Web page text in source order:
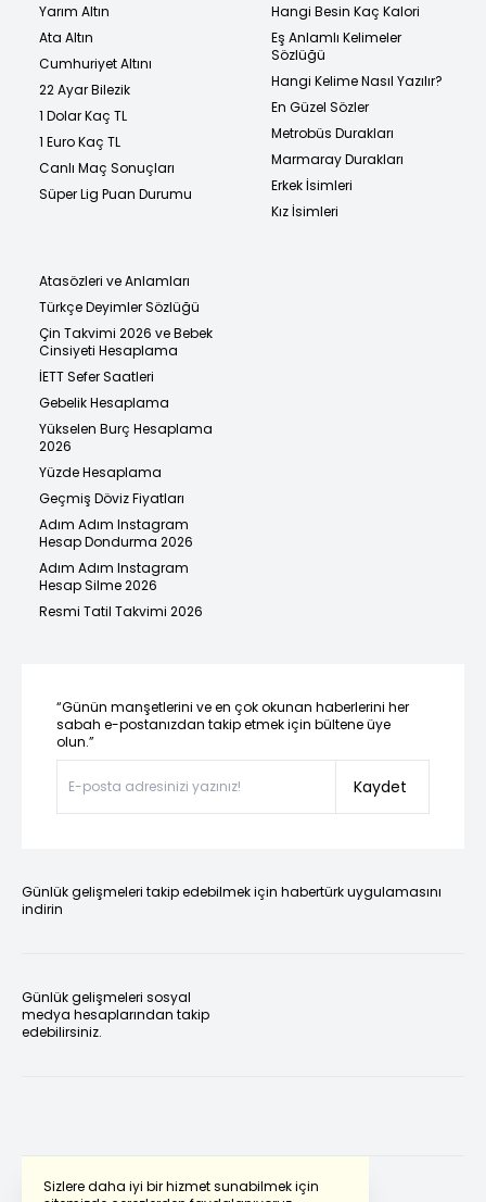
Sizlere daha iyi bir hizmet sunabilmek için
Yarım Altın
Ata Altın
Cumhuriyet Altını
22 Ayar Bilezik
1 Dolar Kaç TL
1 Euro Kaç TL
Canlı Maç Sonuçları
Süper Lig Puan Durumu
Hangi Besin Kaç Kalori
Eş Anlamlı Kelimeler
Sözlüğü
Hangi Kelime Nasıl Yazılır?
En Güzel Sözler
Metrobüs Durakları
Marmaray Durakları
Erkek İsimleri
Kız İsimleri
Atasözleri ve Anlamları
Türkçe Deyimler Sözlüğü
Çin Takvimi 2026 ve Bebek
Cinsiyeti Hesaplama
İETT Sefer Saatleri
Gebelik Hesaplama
Yükselen Burç Hesaplama
2026
Yüzde Hesaplama
Geçmiş Döviz Fiyatları
Adım Adım Instagram
Hesap Dondurma 2026
Adım Adım Instagram
Hesap Silme 2026
Resmi Tatil Takvimi 2026
“Günün manşetlerini ve en çok okunan haberlerini her
sabah e-postanızdan takip etmek için bültene üye
olun.”
Kaydet
Günlük gelişmeleri takip edebilmek için habertürk uygulamasını
indirin
Günlük gelişmeleri sosyal
medya hesaplarından takip
edebilirsiniz.